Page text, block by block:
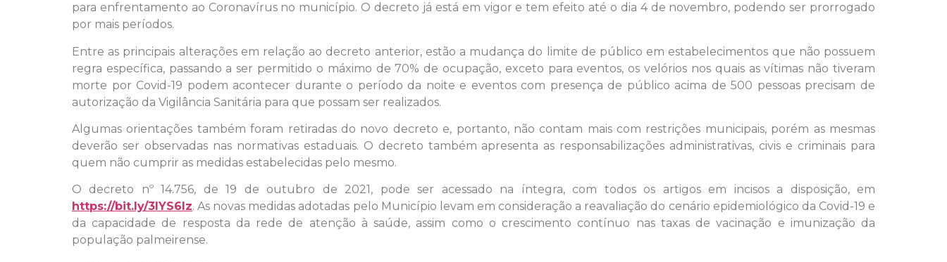
para enfrentamento ao Coronavírus no município. O decreto já está em vigor e tem efeito até o dia 4 de novembro, podendo ser prorrogado
por mais períodos.
Entre as principais alterações em relação ao decreto anterior, estão a mudança do limite de público em estabelecimentos que não possuem
regra específica, passando a ser permitido o máximo de 70% de ocupação, exceto para eventos, os velórios nos quais as vítimas não tiveram
morte por Covid-19 podem acontecer durante o período da noite e eventos com presença de público acima de 500 pessoas precisam de
autorização da Vigilância Sanitária para que possam ser realizados.
Algumas orientações também foram retiradas do novo decreto e, portanto, não contam mais com restrições municipais, porém as mesmas
deverão ser observadas nas normativas estaduais. O decreto também apresenta as responsabilizações administrativas, civis e criminais para
quem não cumprir as medidas estabelecidas pelo mesmo.
O decreto nº 14.756, de 19 de outubro de 2021, pode ser acessado na íntegra, com todos os artigos em incisos a disposição, em
https://bit.ly/3lYS6Iz. As novas medidas adotadas pelo Município levam em consideração a reavaliação do cenário epidemiológico da Covid-19 e
da capacidade de resposta da rede de atenção à saúde, assim como o crescimento contínuo nas taxas de vacinação e imunização da
população palmeirense.